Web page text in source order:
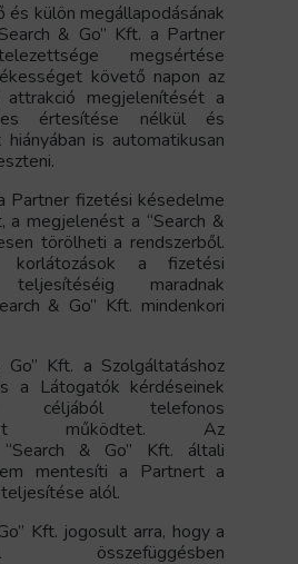
külön megállapodásának
& Go” Kft. a Partner
megsértése
követő napon az
megjelenítését a
értesítése nélkül és
hiányában is automatikusan
Partner fizetési késedelme
a megjelenést a “Search &
törölheti a rendszerből.
a fizetési
teljesítéséig maradnak
& Go” Kft. mindenkori
Kft. a Szolgáltatáshoz
a Látogatók kérdéseinek
céljából telefonos
működtet. Az
“Search & Go” Kft. általi
mentesíti a Partnert a
alól.
Kft. jogosult arra, hogy a
összefüggésben